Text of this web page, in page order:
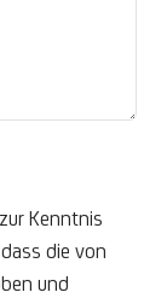
Kenntnis
die von
und